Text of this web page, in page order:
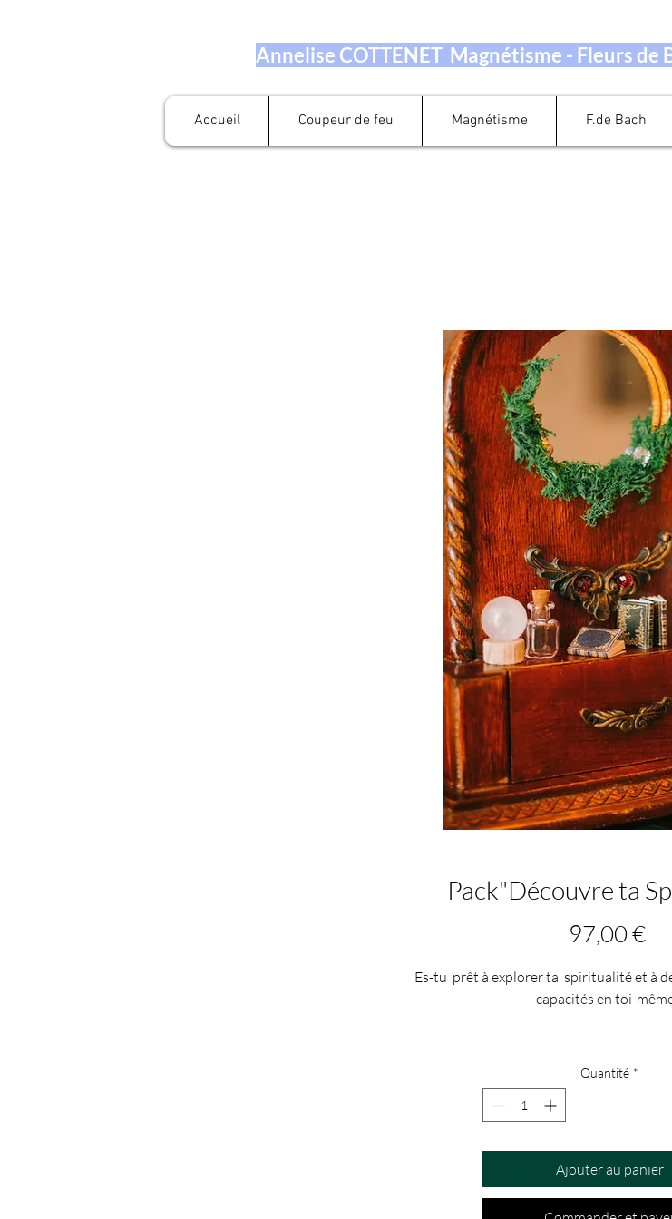
Annelise COTTENET Magnétisme - Fleurs de
Accueil Coupeur de feu Magnétisme F.de Bach
Pack"Découvre ta
97,00 €Prix
Es-tu prêt à explorer ta spiritualité et à
capacités en toi-
travers 5 ateliers uniques qui
améliorer ton voyage spirituel, ces ateliers
pratiques ésotériques, y compris le
Lithotéhérapie, la Radiesthésie et
Quantité *
Ajouter au panier